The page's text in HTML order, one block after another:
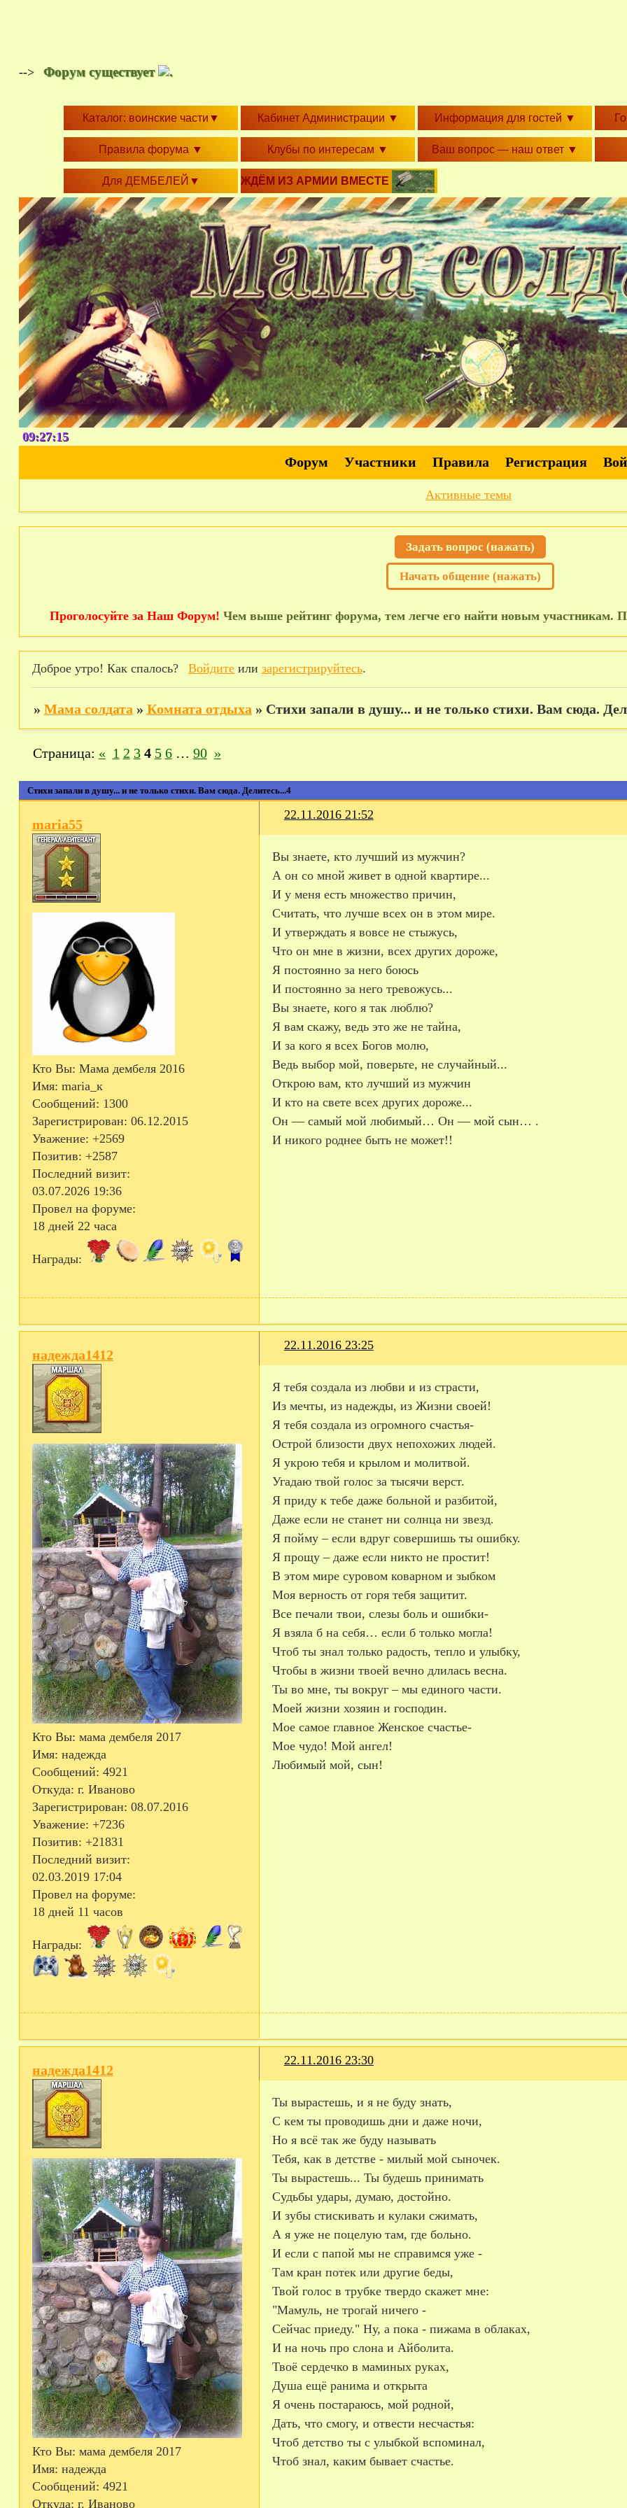
--> Форум существует .
Каталог: воинские части ▼ Кабинет Администрации ▼ Информация для гостей ▼
Правила форума ▼ Клубы по интересам ▼ Ваш вопрос — наш ответ ▼
Для ДЕМБЕЛЕЙ ▼ ЖДЁМ ИЗ АРМИИ ВМЕСТЕ
09:27:16
Форум Участники Правила Регистрация
Активные темы
Задать вопрос (нажать)
Начать общение (нажать)
Проголосуйте за Наш Форум! Чем выше рейтинг форума, тем легче его найти новым участникам.
Доброе утро! Как спалось? Войдитеили зарегистрируйтесь.
» Мама солдата » Комната отдыха » Стихи запали в душу... и не только стихи. Вам сюда.
Стихи запали в душу... и не только стихи. Вам сюда. Делитесь...4
Страница: « 1 2 3 4 5 6 … 90 »
22.11.2016 21:52
maria55
Кто Вы: Мама дембеля 2016
Имя: maria_к
Сообщений: 1300
Зарегистрирован: 06.12.2015
Уважение: +2569
Позитив: +2587
Последний визит:
03.07.2026 19:36
Провел на форуме:
18 дней 22 часа
Награды:
Вы знаете, кто лучший из мужчин?
А он со мной живет в одной квартире...
И у меня есть множество причин,
Считать, что лучше всех он в этом мире.
И утверждать я вовсе не стыжусь,
Что он мне в жизни, всех других дороже,
Я постоянно за него боюсь
И постоянно за него тревожусь...
Вы знаете, кого я так люблю?
Я вам скажу, ведь это же не тайна,
И за кого я всех Богов молю,
Ведь выбор мой, поверьте, не случайный...
Открою вам, кто лучший из мужчин
И кто на свете всех других дороже...
Он — самый мой любимый… Он — мой сын… .
И никого роднее быть не может!!
22.11.2016 23:25
надежда1412
Кто Вы: мама дембеля 2017
Имя: надежда
Сообщений: 4921
Откуда: г. Иваново
Зарегистрирован: 08.07.2016
Уважение: +7236
Позитив: +21831
Последний визит:
02.03.2019 17:04
Провел на форуме:
18 дней 11 часов
Награды:
Я тебя создала из любви и из страсти,
Из мечты, из надежды, из Жизни своей!
Я тебя создала из огромного счастья-
Острой близости двух непохожих людей.
Я укрою тебя и крылом и молитвой.
Угадаю твой голос за тысячи верст.
Я приду к тебе даже больной и разбитой,
Даже если не станет ни солнца ни звезд.
Я пойму – если вдруг совершишь ты ошибку.
Я прощу – даже если никто не простит!
В этом мире суровом коварном и зыбком
Моя верность от горя тебя защитит.
Все печали твои, слезы боль и ошибки-
Я взяла б на себя… если б только могла!
Чтоб ты знал только радость, тепло и улыбку,
Чтобы в жизни твоей вечно длилась весна.
Ты во мне, ты вокруг – мы единого части.
Моей жизни хозяин и господин.
Мое самое главное Женское счастье-
Мое чудо! Мой ангел!
Любимый мой, сын!
22.11.2016 23:30
надежда1412
Кто Вы: мама дембеля 2017
Имя: надежда
Сообщений: 4921
Откуда: г. Иваново
Ты вырастешь, и я не буду знать,
С кем ты проводишь дни и даже ночи,
Но я всё так же буду называть
Тебя, как в детстве - милый мой сыночек.
Ты вырастешь... Ты будешь принимать
Судьбы удары, думаю, достойно.
И зубы стискивать и кулаки сжимать,
А я уже не поцелую там, где больно.
И если с папой мы не справимся уже -
Там кран потек или другие беды,
Твой голос в трубке твердо скажет мне:
"Мамуль, не трогай ничего -
Сейчас приеду." Ну, а пока - пижама в облаках,
И на ночь про слона и Айболита.
Твоё сердечко в маминых руках,
Душа ещё ранима и открыта
Я очень постараюсь, мой родной,
Дать, что смогу, и отвести несчастья:
Чтоб детство ты с улыбкой вспоминал,
Чтоб знал, каким бывает счастье.